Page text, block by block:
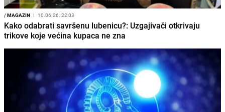
/MAGAZIN I 10.06.26. 22:03
Kako odabrati savršenu lubenicu?: Uzgajivači otkrivaju
trikove koje većina kupaca ne zna